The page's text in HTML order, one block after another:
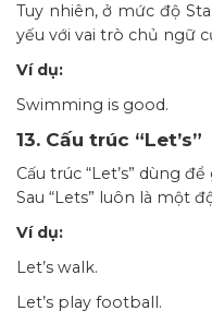
Tuy nhiên, ở mức độ
yếu với vai trò chủ ngữ
Ví dụ:
Swimming is good.
13. Cấu trúc “Let’s”
Cấu trúc “Let’s” dùng
Sau “Lets” luôn là một
Ví dụ:
Let’s walk.
Let’s play football.